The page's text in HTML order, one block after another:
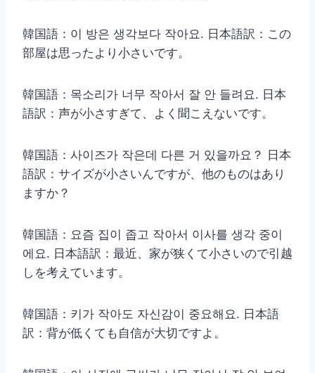
韓国語：이 방은 생각보다 작아요. 日本語訳：この
部屋は思ったより小さいです。
韓国語：목소리가 너무 작아서 잘 안 들려요. 日本
語訳：声が小さすぎて、よく聞こえないです。
韓国語：사이즈가 작은데 다른 거 있을까요？ 日本
語訳：サイズが小さいんですが、他のものはあり
ますか？
韓国語：요즘 집이 좁고 작아서 이사를 생각 중이
에요. 日本語訳：最近、家が狭くて小さいので引越
しを考えています。
韓国語：키가 작아도 자신감이 중요해요. 日本語
訳：背が低くても自信が大切ですよ。